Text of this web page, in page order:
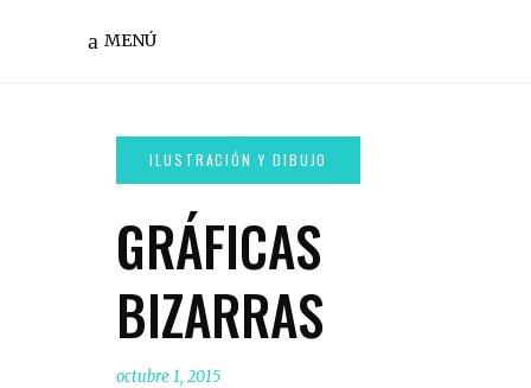
MENÚ
GRÁFICAS
BIZARRAS
octubre 1, 2015